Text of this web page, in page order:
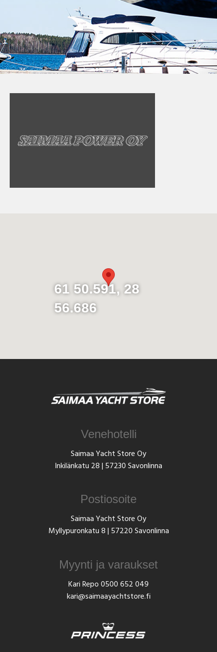
61 50.591, 28
56.686
Venehotelli
Saimaa Yacht Store Oy
Inkilänkatu 28 | 57230 Savonlinna
Postiosoite
Saimaa Yacht Store Oy
Myllypuronkatu 8 | 57220 Savonlinna
Myynti ja varaukset
Kari Repo0500 652 049
kari@saimaayachtstore.fi